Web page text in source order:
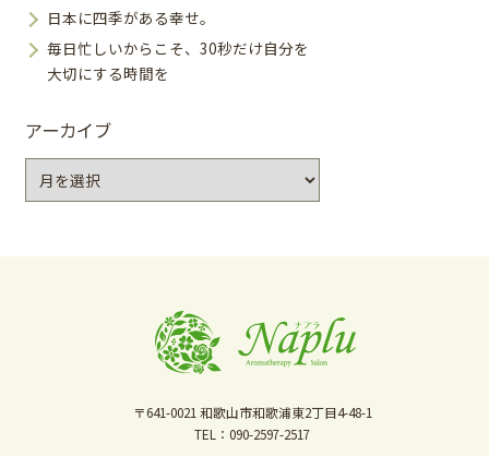
日本に四季がある幸せ。
毎日忙しいからこそ、30秒だけ自分を
大切にする時間を
アーカイブ
〒641-0021 和歌山市和歌浦東2丁目4-48-1
TEL：090-2597-2517